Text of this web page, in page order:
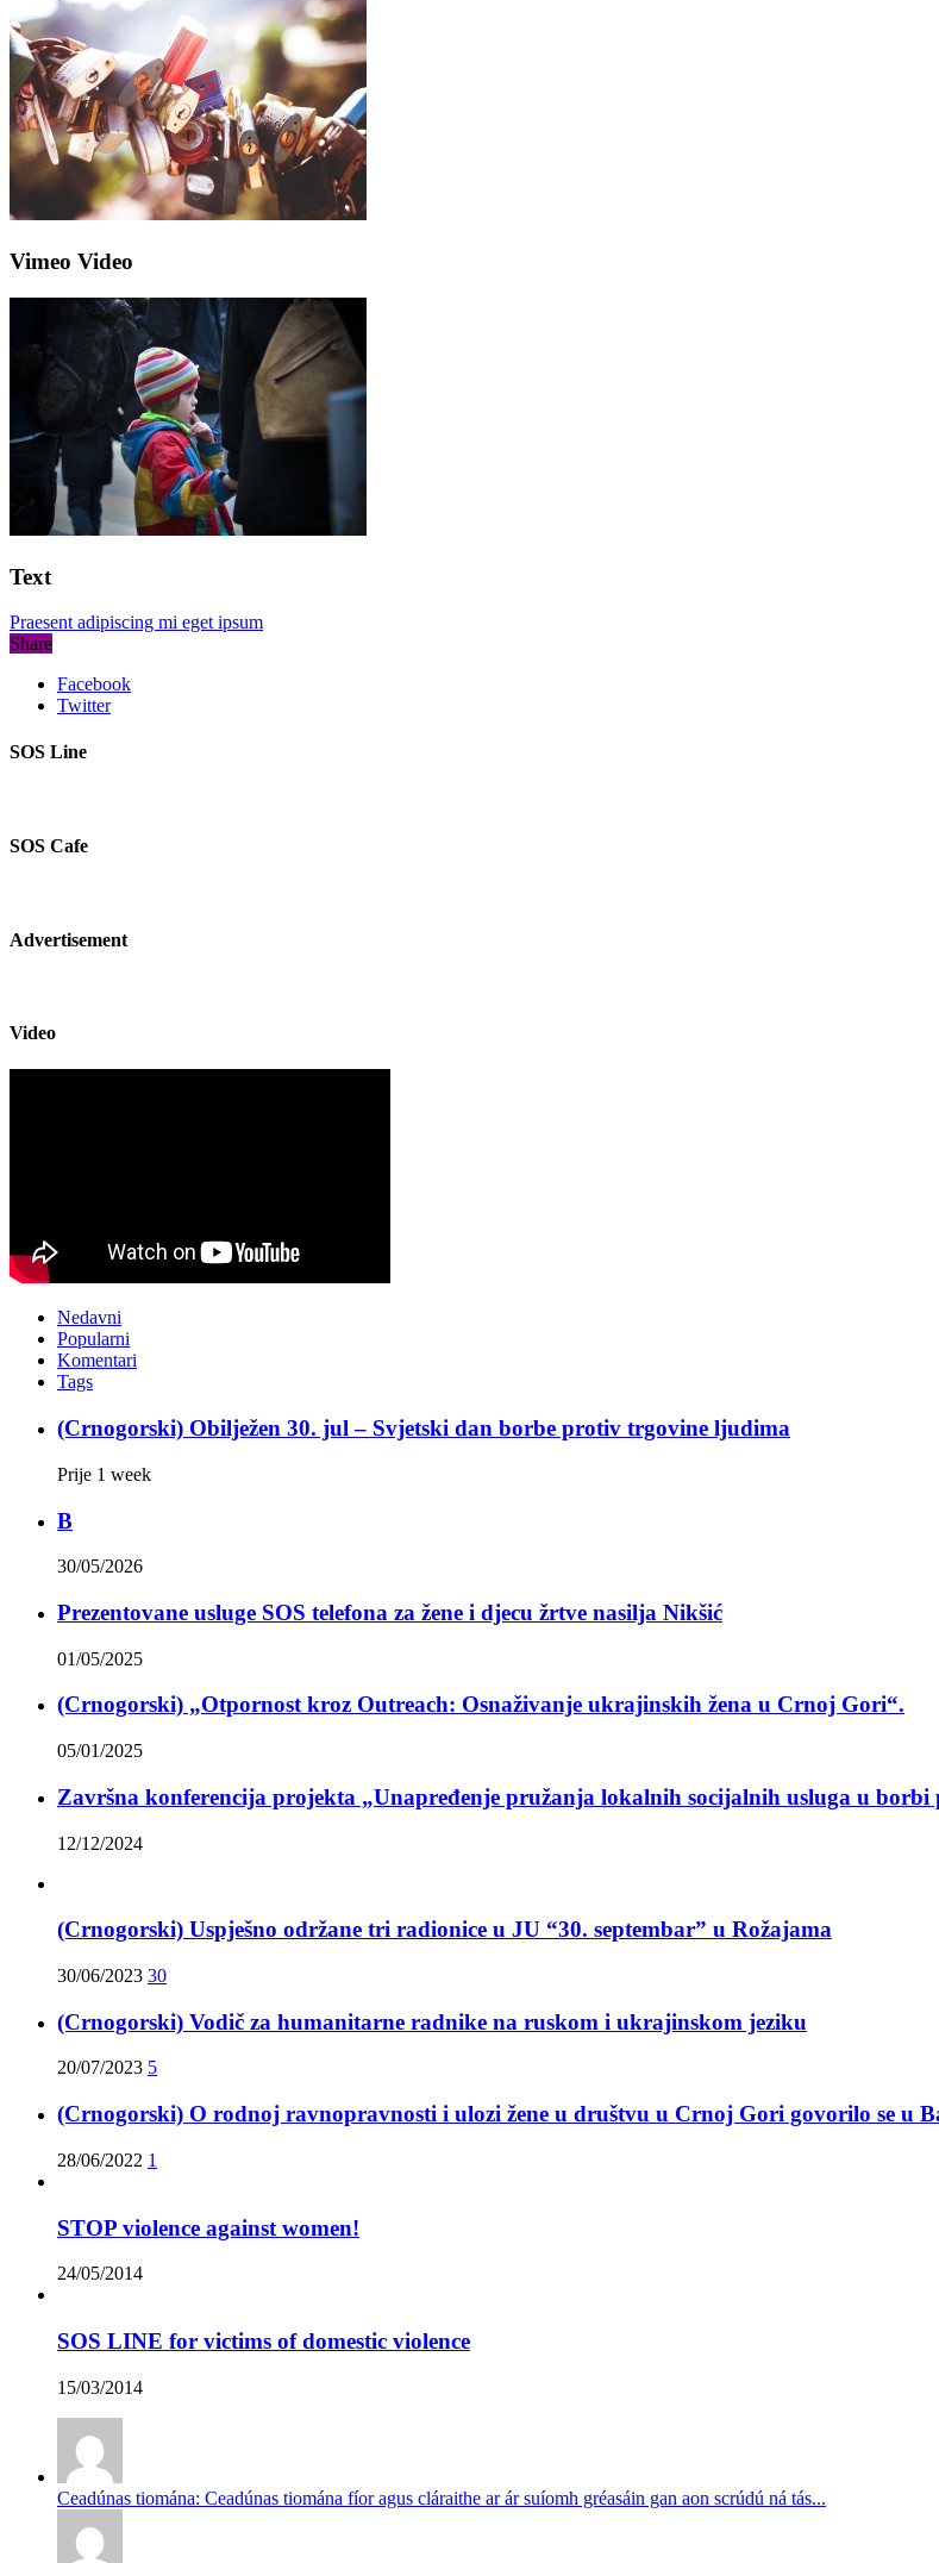
Vimeo Video
Text
Praesent adipiscing mi eget ipsum
Share
Facebook
Twitter
SOS Line
SOS Cafe
Advertisement
Video
Nedavni
Popularni
Komentari
Tags
(Crnogorski) Obilježen 30. jul – Svjetski dan borbe protiv trgovine ljudima
Prije 1 week
B
30/05/2026
Prezentovane usluge SOS telefona za žene i djecu žrtve nasilja Nikšić
01/05/2025
(Crnogorski) „Otpornost kroz Outreach: Osnaživanje ukrajinskih žena u Crnoj Gori“.
05/01/2025
Završna konferencija projekta „Unapređenje pružanja lokalnih socijalnih usluga u
12/12/2024
(Crnogorski) Uspješno održane tri radionice u JU “30. septembar” u Rožajama
30/06/2023 30
(Crnogorski) Vodič za humanitarne radnike na ruskom i ukrajinskom jeziku
20/07/2023 5
(Crnogorski) O rodnoj ravnopravnosti i ulozi žene u društvu u Crnoj Gori govorilo se u
28/06/2022 1
STOP violence against women!
24/05/2014
SOS LINE for victims of domestic violence
15/03/2014
Ceadúnas tiomána: Ceadúnas tiomána fíor agus cláraithe ar ár suíomh gréasáin gan aon scrúdú ná tás...